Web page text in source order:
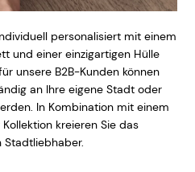
personalisiert mit einem
und einer einzigartigen Hülle
unsere B2B-Kunden können
an Ihre eigene Stadt oder
In Kombination mit einem
kreieren Sie das